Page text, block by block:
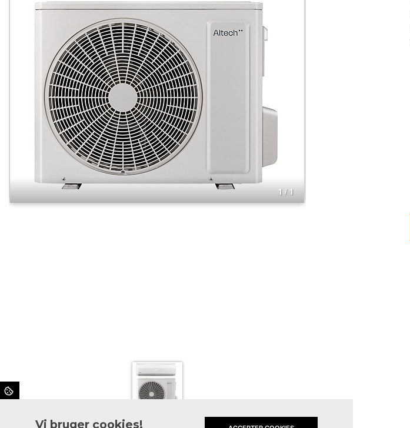
1 / 1
Vi bruger cookies!